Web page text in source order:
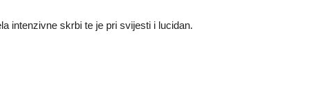
intenzivne skrbi te je pri svijesti i lucidan.